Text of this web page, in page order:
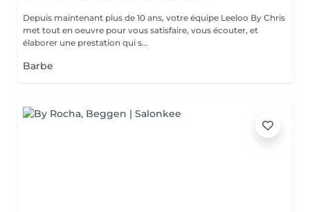
Depuis maintenant plus de 10 ans, votre équipe Leeloo By Chris
met tout en oeuvre pour vous satisfaire, vous écouter, et
élaborer une prestation qui s...
Barbe